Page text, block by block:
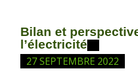
Bilan et
l’électricité
27 SEPTEMBRE 2022